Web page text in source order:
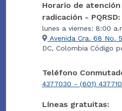
Horario de
radicación - PQRSD:
lunes a viernes: 8:00
Avenida Cra. 68 No.
DC, Colombia Código
Teléfono
4377030 - (601)
Líneas gratuitas: